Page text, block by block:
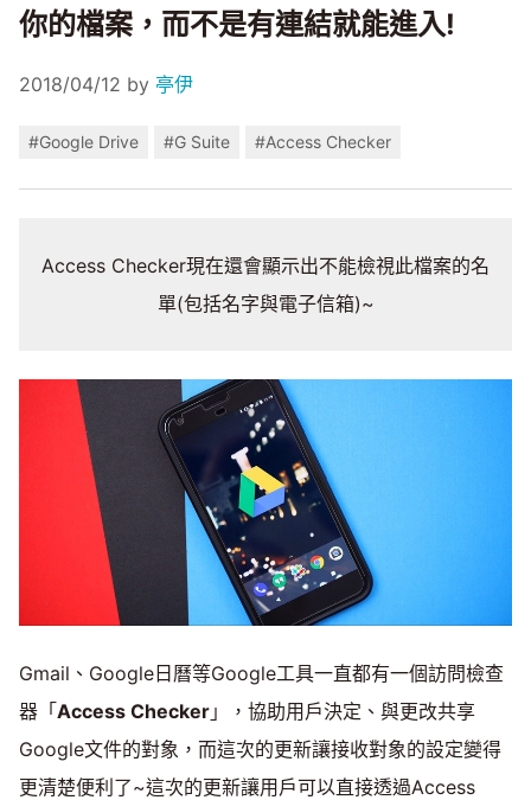
你的檔案，而不是有連結就能進入!
2018/04/12 by 亭伊
#Google Drive #G Suite #Access Checker
Access Checker現在還會顯示出不能檢視此檔案的名
單(包括名字與電子信箱)~
Gmail、Google日曆等Google工具一直都有一個訪問檢查
器「Access Checker 」，協助用戶決定、與更改共享
Google文件的對象，而這次的更新讓接收對象的設定變得
更清楚便利了~這次的更新讓用戶可以直接透過Access